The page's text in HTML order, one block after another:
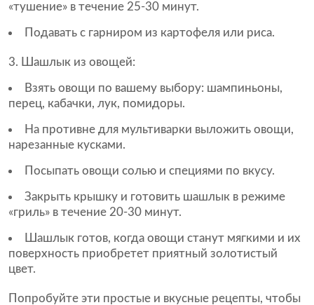
«тушение» в течение 25-30 минут.
Подавать с гарниром из картофеля или риса.
3. Шашлык из овощей:
Взять овощи по вашему выбору: шампиньоны,
перец, кабачки, лук, помидоры.
На противне для мультиварки выложить овощи,
нарезанные кусками.
Посыпать овощи солью и специями по вкусу.
Закрыть крышку и готовить шашлык в режиме
«гриль» в течение 20-30 минут.
Шашлык готов, когда овощи станут мягкими и их
поверхность приобретет приятный золотистый
цвет.
Попробуйте эти простые и вкусные рецепты, чтобы